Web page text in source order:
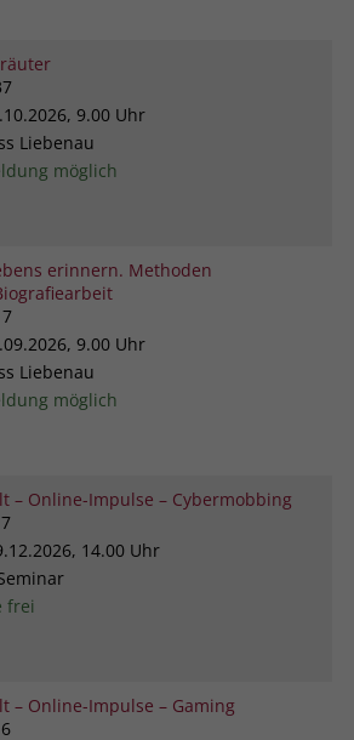
9.00 Uhr
Liebenau
möglich
erinnern. Methoden
9.00 Uhr
Liebenau
möglich
– Online-Impulse – Cybermobbing
14.00 Uhr
frei
– Online-Impulse – Gaming